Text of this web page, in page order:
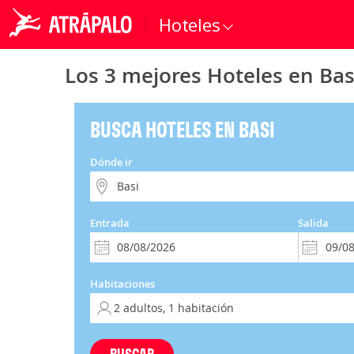
Hoteles
Los 3 mejores Hoteles en
BUSCA HOTELES EN BASI
Dónde ir
Entrada Salida
Habitaciones